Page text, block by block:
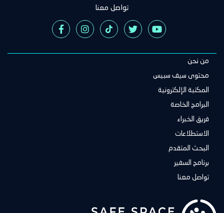
Main
navigation
من نحن
محتوى سيف سبيس
المكتبة الإلكترونية
البرامج الخاصة
فريق الخبراء
الاستطلاعات
البحث المتقدم
برنامج السفير
تواصل معنا
تواصل معنا